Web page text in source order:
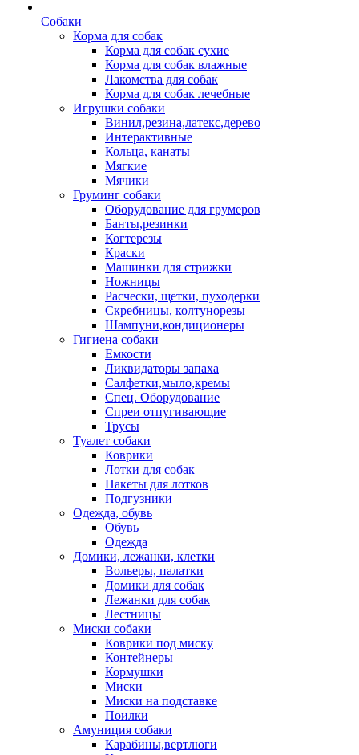
Собаки
Корма для собак
Корма для собак сухие
Корма для собак влажные
Лакомства для собак
Корма для собак лечебные
Игрушки собаки
Винил,резина,латекс,дерево
Интерактивные
Кольца, канаты
Мягкие
Мячики
Груминг собаки
Оборудование для грумеров
Банты,резинки
Когтерезы
Краски
Машинки для стрижки
Ножницы
Расчески, щетки, пуходерки
Скребницы, колтунорезы
Шампуни,кондиционеры
Гигиена собаки
Емкости
Ликвидаторы запаха
Салфетки,мыло,кремы
Спец. Оборудование
Спреи отпугивающие
Трусы
Туалет собаки
Коврики
Лотки для собак
Пакеты для лотков
Подгузники
Одежда, обувь
Обувь
Одежда
Домики, лежанки, клетки
Вольеры, палатки
Домики для собак
Лежанки для собак
Лестницы
Миски собаки
Коврики под миску
Контейнеры
Кормушки
Миски
Миски на подставке
Поилки
Амуниция собаки
Карабины,вертлюги